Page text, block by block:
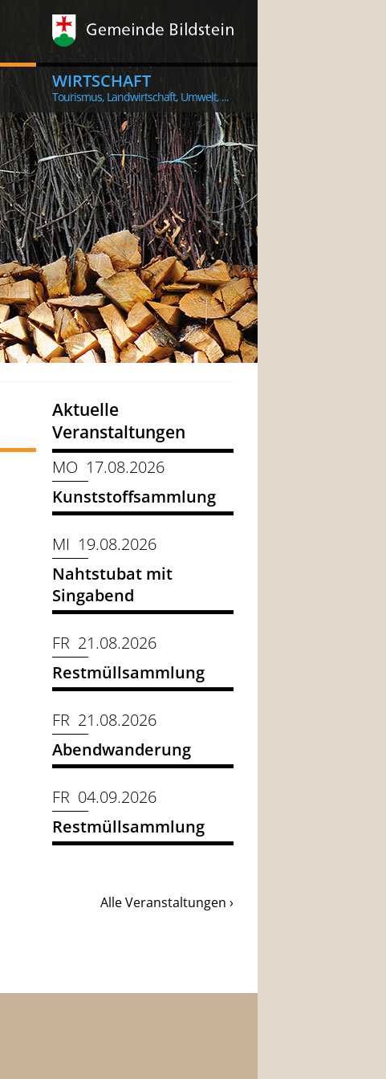
WIRTSCHAFT
Tourismus, Landwirtschaft, Umwelt, ...
Aktuelle
Veranstaltungen
MO 17.08.2026
Kunststoffsammlung
MI 19.08.2026
Nahtstubat mit
Singabend
FR 21.08.2026
Restmüllsammlung
FR 21.08.2026
Abendwanderung
FR 04.09.2026
Restmüllsammlung
Alle Veranstaltungen ›